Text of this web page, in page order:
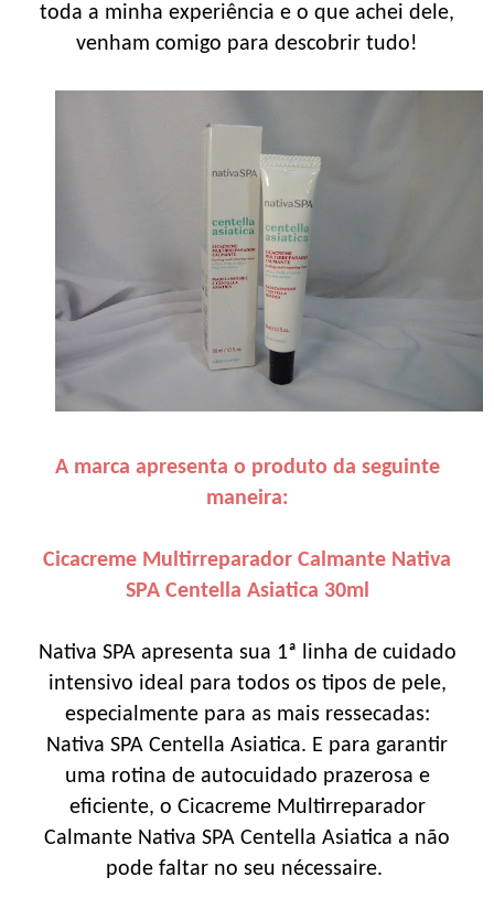
toda a minha experiência e o que achei dele,
venham comigo para descobrir tudo!
A marca apresenta o produto da seguinte
maneira:
Cicacreme Multirreparador Calmante Nativa
SPA Centella Asiatica 30ml
Nativa SPA apresenta sua 1ª linha de cuidado
intensivo ideal para todos os tipos de pele,
especialmente para as mais ressecadas:
Nativa SPA Centella Asiatica. E para garantir
uma rotina de autocuidado prazerosa e
eficiente, o Cicacreme Multirreparador
Calmante Nativa SPA Centella Asiatica a não
pode faltar no seu nécessaire.